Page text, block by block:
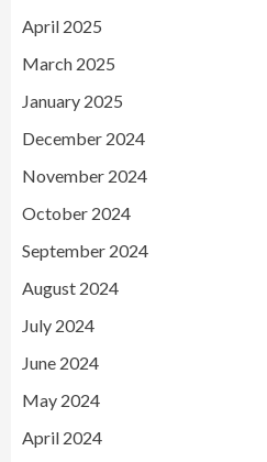
April 2025
March 2025
January 2025
December 2024
November 2024
October 2024
September 2024
August 2024
July 2024
June 2024
May 2024
April 2024